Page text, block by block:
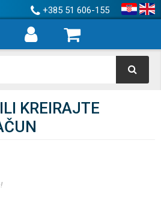
+385 51 606-155
KREIRAJTE